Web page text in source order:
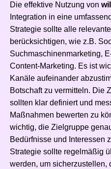
Die effektive Nutzung von
Integration in eine
Strategie sollte alle
berücksichtigen, wie z.B.
Suchmaschinenmarketing,
Content-Marketing. Es ist
Kanäle aufeinander
Botschaft zu vermitteln. Die
sollten klar definiert und
Maßnahmen bewerten zu
wichtig, die Zielgruppe
Bedürfnisse und Interessen
Strategie sollte regelmäßig
werden, um sicherzustellen,